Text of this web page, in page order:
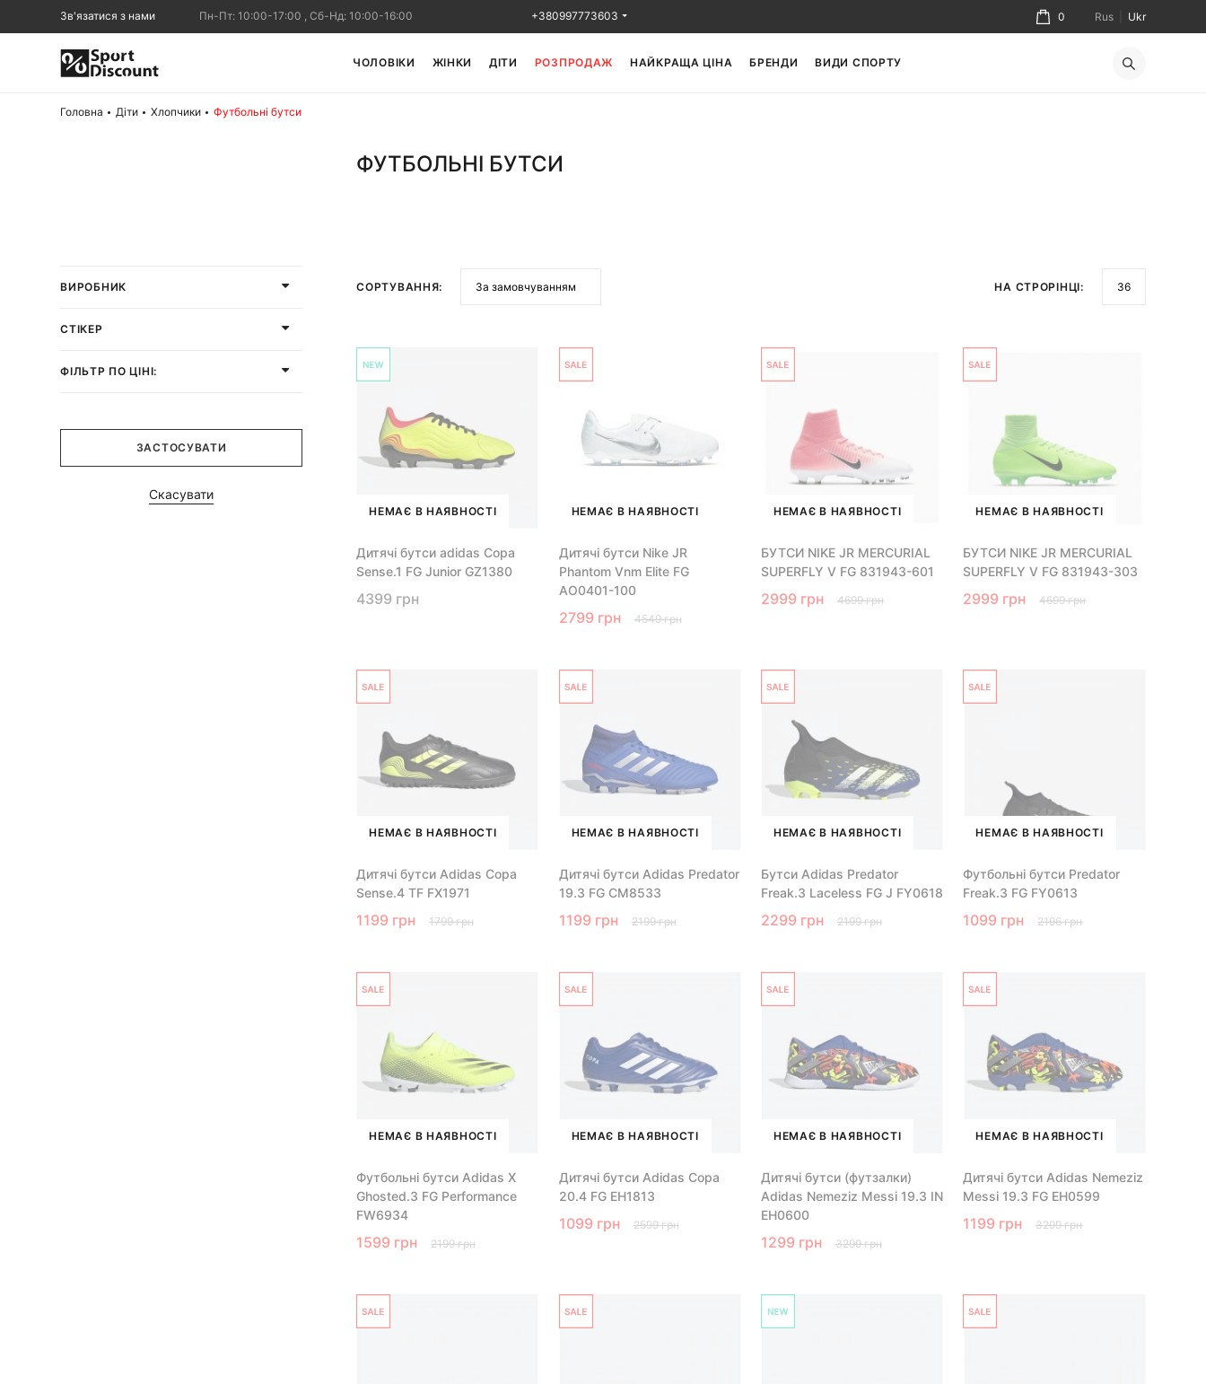
ЧОЛОВІКИ ЖІНКИ ДІТИ РОЗПРОДАЖ НАЙКРАЩА ЦІНА БРЕНДИ ВИДИ СПОРТУ
+380997773603
Зв'язатися з нами Пн-Пт: 10:00-17:00 , Сб-Нд: 10:00-16:00 0 Rus Ukr
Головна Діти Хлопчики Футбольні бутси
ФУТБОЛЬНІ БУТСИ
ВИРОБНИК
СТІКЕР
ФІЛЬТР ПО ЦІНІ:
ЗАСТОСУВАТИ
Скасувати
СОРТУВАННЯ: НА СТРОРІНЦІ:
НЕМАЄ В НАЯВНОСТІ
Дитячі бутси adidas Copa
Sense.1 FG Junior GZ1380
4399 грн
НЕМАЄ В НАЯВНОСТІ
Дитячі бутси Nike JR
Phantom Vnm Elite FG
AO0401-100
2799 грн 4549 грн
НЕМАЄ В НАЯВНОСТІ
БУТСИ NIKE JR MERCURIAL
SUPERFLY V FG 831943-601
2999 грн 4699 грн
НЕМАЄ В НАЯВНОСТІ
БУТСИ NIKE JR MERCURIAL
SUPERFLY V FG 831943-303
2999 грн 4699 грн
НЕМАЄ В НАЯВНОСТІ
Дитячі бутси Adidas Copa
Sense.4 TF FX1971
1199 грн 1799 грн
НЕМАЄ В НАЯВНОСТІ
Дитячі бутси Adidas Predator
19.3 FG CM8533
1199 грн 2199 грн
НЕМАЄ В НАЯВНОСТІ
Бутси Adidas Predator
Freak.3 Laceless FG J FY0618
2299 грн 2199 грн
НЕМАЄ В НАЯВНОСТІ
Футбольні бутси Predator
Freak.3 FG FY0613
1099 грн 2196 грн
НЕМАЄ В НАЯВНОСТІ
Футбольні бутси Adidas X
Ghosted.3 FG Performance
FW6934
1599 грн 2199 грн
НЕМАЄ В НАЯВНОСТІ
Дитячі бутси Adidas Copa
20.4 FG EH1813
1099 грн 2599 грн
НЕМАЄ В НАЯВНОСТІ
Дитячі бутси (футзалки)
Adidas Nemeziz Messi 19.3 IN
EH0600
1299 грн 3299 грн
НЕМАЄ В НАЯВНОСТІ
Дитячі бутси Adidas Nemeziz
Messi 19.3 FG EH0599
1199 грн 3299 грн